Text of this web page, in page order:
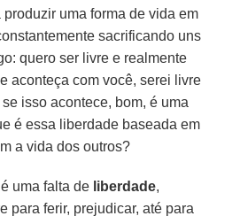
uma forma de vida em
sacrificando uns
quero ser livre e realmente
aconteça com você, serei livre
isso acontece, bom, é uma
é essa liberdade baseada em
a vida dos outros?
uma falta de liberdade,
para ferir, prejudicar, até para